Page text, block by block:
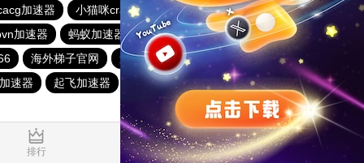
加速器
小猫咪crash加速器 baacloud官网
橘子加速器
加速器
蚂蚁加速器 hammer加速器
海鸥加速器
海外梯子官网 速连加速器
ikuuu.me加速器官网
速器
起飞加速器 红海pro官网 原子加速器
排行 推荐